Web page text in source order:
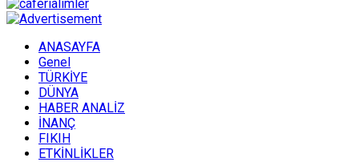
ANASAYFA
Genel
TÜRKİYE
DÜNYA
HABER ANALİZ
İNANÇ
FIKIH
ETKİNLİKLER